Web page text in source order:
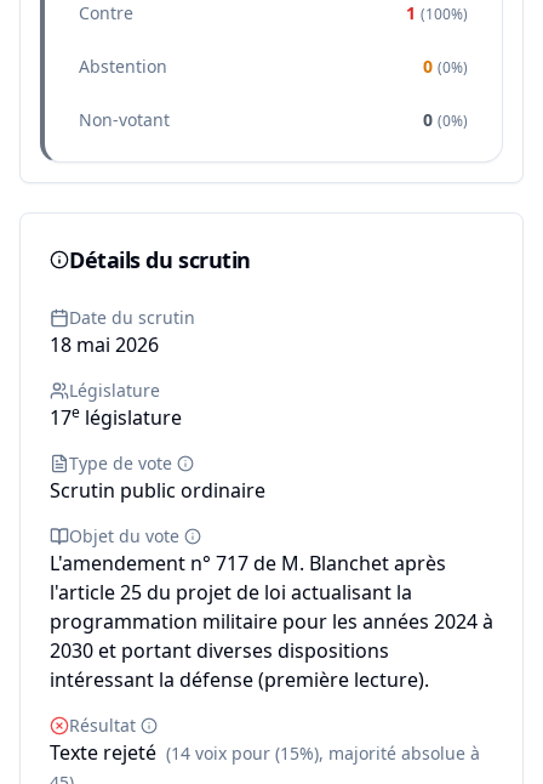
Contre 1 (100%)
Abstention 0 (0%)
Non-votant 0 (0%)
Détails du scrutin
Date du scrutin
18 mai 2026
Législature
17e législature
Type de vote
Scrutin public ordinaire
Objet du vote
L'amendement n° 717 de M. Blanchet après
l'article 25 du projet de loi actualisant la
programmation militaire pour les années 2024 à
2030 et portant diverses dispositions
intéressant la défense (première lecture).
Résultat
Texte rejeté (14 voix pour (15%), majorité absolue à